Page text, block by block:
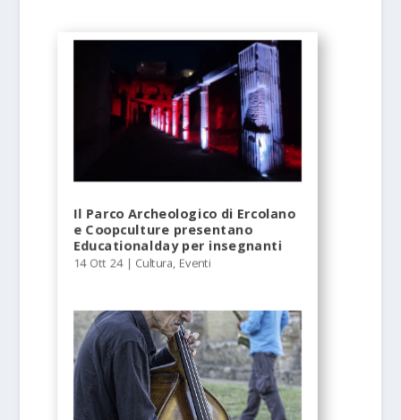
Il Parco Archeologico di Ercolano
e Coopculture presentano
Educationalday per insegnanti
14 Ott 24| Cultura, Eventi